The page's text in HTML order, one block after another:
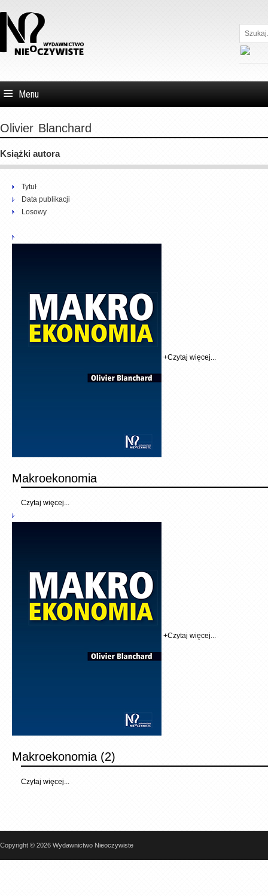
Szukaj...
Menu
Olivier Blanchard
Książki autora
Tytuł
Data publikacji
Losowy
+Czytaj więcej...
Makroekonomia
Czytaj więcej...
+Czytaj więcej...
Makroekonomia (2)
Czytaj więcej...
Copyright © 2026 Wydawnictwo Nieoczywiste